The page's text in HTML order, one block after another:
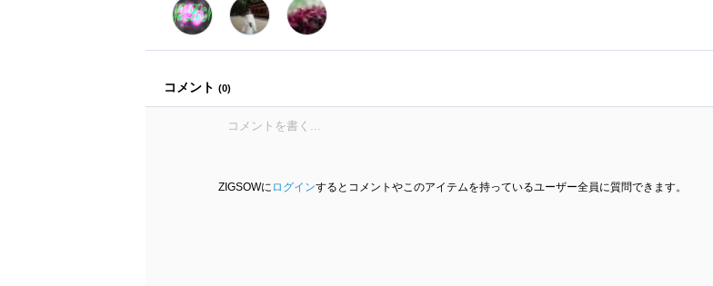
コメント (0)
ZIGSOWに ログインするとコメントやこのアイテムを持っているユーザー全員に質問できます。